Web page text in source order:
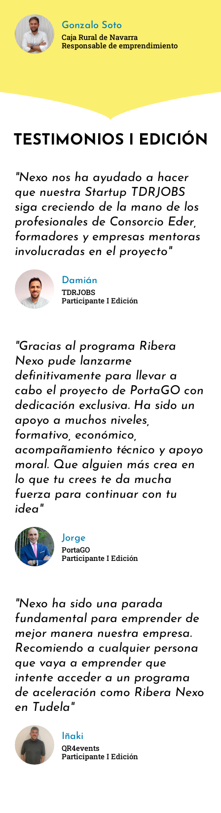
Gonzalo Soto
Caja Rural de Navarra
Responsable de emprendimiento
TESTIMONIOS I EDICIÓN
"Nexo nos ha ayudado a hacer
que nuestra Startup TDRJOBS
siga creciendo de la mano de los
profesionales de Consorcio Eder,
formadores y empresas mentoras
involucradas en el proyecto"
Damián
TDRJOBS
Participante I Edición
"Gracias al programa Ribera
Nexo pude lanzarme
definitivamente para llevar a
cabo el proyecto de PortaGO con
dedicación exclusiva. Ha sido un
apoyo a muchos niveles,
formativo, económico,
acompañamiento técnico y apoyo
moral. Que alguien más crea en
lo que tu crees te da mucha
fuerza para continuar con tu
idea"
Jorge
PortaGO
Participante I Edición
"Nexo ha sido una parada
fundamental para emprender de
mejor manera nuestra empresa.
Recomiendo a cualquier persona
que vaya a emprender que
intente acceder a un programa
de aceleración como Ribera Nexo
en Tudela"
Iñaki
QR4events
Participante I Edición